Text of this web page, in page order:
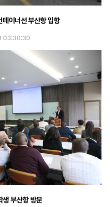
이너선 부산항 입항
03:30:30
생 부산항 방문